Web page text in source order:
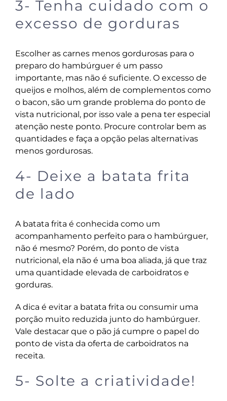
3- Tenha cuidado com o
excesso de gorduras
Escolher as carnes menos gordurosas para o
preparo do hambúrguer é um passo
importante, mas não é suficiente. O excesso de
queijos e molhos, além de complementos como
o bacon, são um grande problema do ponto de
vista nutricional, por isso vale a pena ter especial
atenção neste ponto. Procure controlar bem as
quantidades e faça a opção pelas alternativas
menos gordurosas.
4- Deixe a batata frita
de lado
A batata frita é conhecida como um
acompanhamento perfeito para o hambúrguer,
não é mesmo? Porém, do ponto de vista
nutricional, ela não é uma boa aliada, já que traz
uma quantidade elevada de carboidratos e
gorduras.
A dica é evitar a batata frita ou consumir uma
porção muito reduzida junto do hambúrguer.
Vale destacar que o pão já cumpre o papel do
ponto de vista da oferta de carboidratos na
receita.
5- Solte a criatividade!